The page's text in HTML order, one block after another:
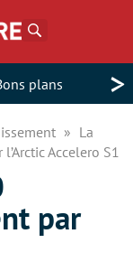
plans >
La
Accelero S1
par